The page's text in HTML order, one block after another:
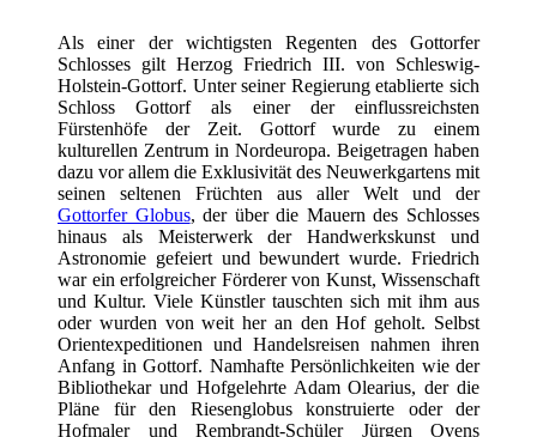
Als einer der wichtigsten Regenten des Gottorfer
Schlosses gilt Herzog Friedrich III. von Schleswig-
Holstein-Gottorf. Unter seiner Regierung etablierte sich
Schloss Gottorf als einer der einflussreichsten
Fürstenhöfe der Zeit. Gottorf wurde zu einem
kulturellen Zentrum in Nordeuropa. Beigetragen haben
dazu vor allem die Exklusivität des Neuwerkgartens mit
seinen seltenen Früchten aus aller Welt und der
Gottorfer Globus, der über die Mauern des Schlosses
hinaus als Meisterwerk der Handwerkskunst und
Astronomie gefeiert und bewundert wurde. Friedrich
war ein erfolgreicher Förderer von Kunst, Wissenschaft
und Kultur. Viele Künstler tauschten sich mit ihm aus
oder wurden von weit her an den Hof geholt. Selbst
Orientexpeditionen und Handelsreisen nahmen ihren
Anfang in Gottorf. Namhafte Persönlichkeiten wie der
Bibliothekar und Hofgelehrte Adam Olearius, der die
Pläne für den Riesenglobus konstruierte oder der
Hofmaler und Rembrandt-Schüler Jürgen Ovens